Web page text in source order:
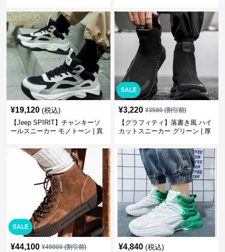
¥19,120 (税込)
【Jeep SPIRIT】チャンキーソ
ールスニーカー モノトーン | 異
SALE
¥3,220 ¥3580(割引前)
【グラフィティ】落書き風 ハイ
カットスニーカー グリーン | 厚
SALE
¥44,100 ¥49000(割引前) ¥4,840 (税込)